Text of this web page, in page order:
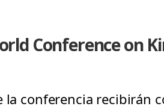
Conference on
conferencia recibirán